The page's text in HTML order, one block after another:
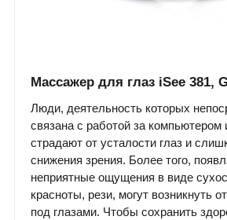
Массажер для глаз iSee 381,
Люди, деятельность которых
связана с работой за компьютером
страдают от усталости глаз и
снижения зрения. Более того,
неприятные ощущения в виде
красноты, рези, могут возникнуть
под глазами. Чтобы сохранить